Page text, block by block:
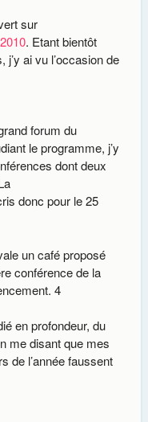
sur
. Etant bientôt
ai vu l’occasion de
forum du
le programme, j’y
dont deux
donc pour le 25
un café proposé
conférence de la
4
en profondeur, du
me disant que mes
de l’année faussent